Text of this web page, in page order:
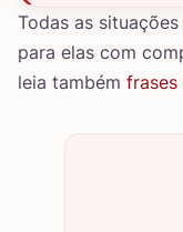
Todas as
para elas com
leia também frases